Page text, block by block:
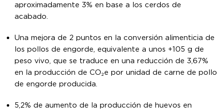
aproximadamente 3% en base a los cerdos de
acabado.
Una mejora de 2 puntos en la conversión alimenticia de
los pollos de engorde, equivalente a unos +105 g de
peso vivo, que se traduce en una reducción de 3,67%
en la producción de CO₂e por unidad de carne de pollo
de engorde producida.
5,2% de aumento de la producción de huevos en